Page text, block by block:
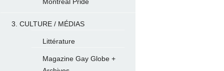
3. CULTURE / MÉDIAS
Littérature
Magazine Gay Globe +